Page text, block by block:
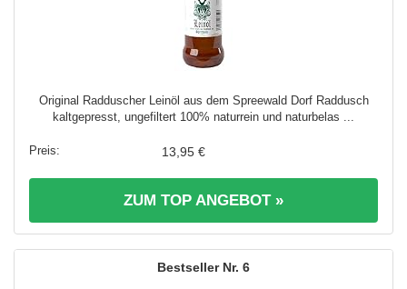
Original Radduscher Leinöl aus dem Spreewald Dorf Raddusch
kaltgepresst, ungefiltert 100% naturrein und naturbelas ...
13,95 €
ZUM TOP ANGEBOT »
6